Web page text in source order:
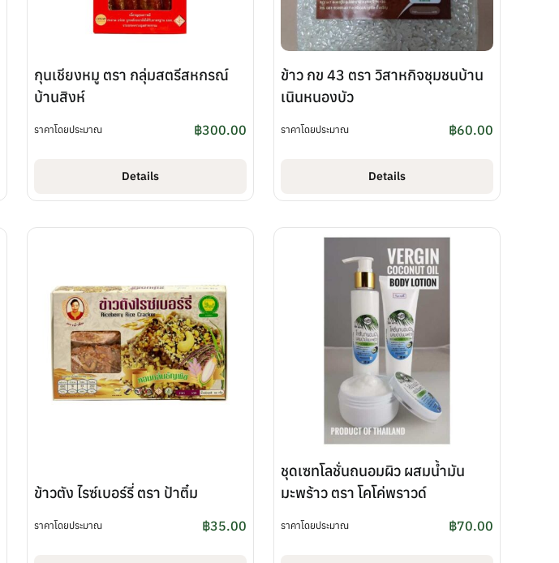
กุนเชียงหมู ตรา กลุ่มสตรีสหกรณ์
บ้านสิงห์
ราคาโดยประมาณ ฿300.00
Details
ข้าว กข 43 ตรา วิสาหกิจชุมชนบ้าน
เนินหนองบัว
ราคาโดยประมาณ ฿60.00
Details
ข้าวตัง ไรซ์เบอร์รี่ ตรา ป้าติ๋ม
ราคาโดยประมาณ ฿35.00
ชุดเซทโลชั่นถนอมผิว ผสมน้ำมัน
มะพร้าว ตรา โคโค่พราวด์
ราคาโดยประมาณ ฿70.00